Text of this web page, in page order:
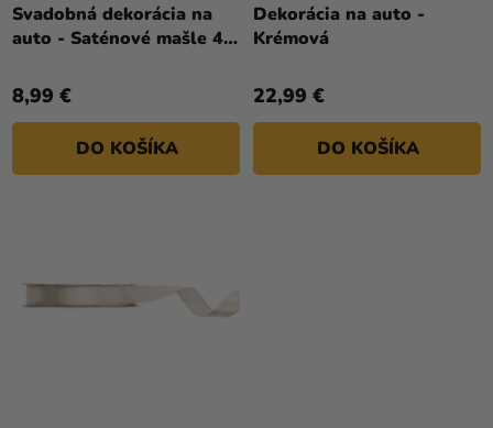
T
O
Svadobná dekorácia na
auto - Saténové mašle 4
8,99 €
DO KOŠÍKA
Dekorácia na auto -
Krémová
22,99 €
DO KOŠÍKA